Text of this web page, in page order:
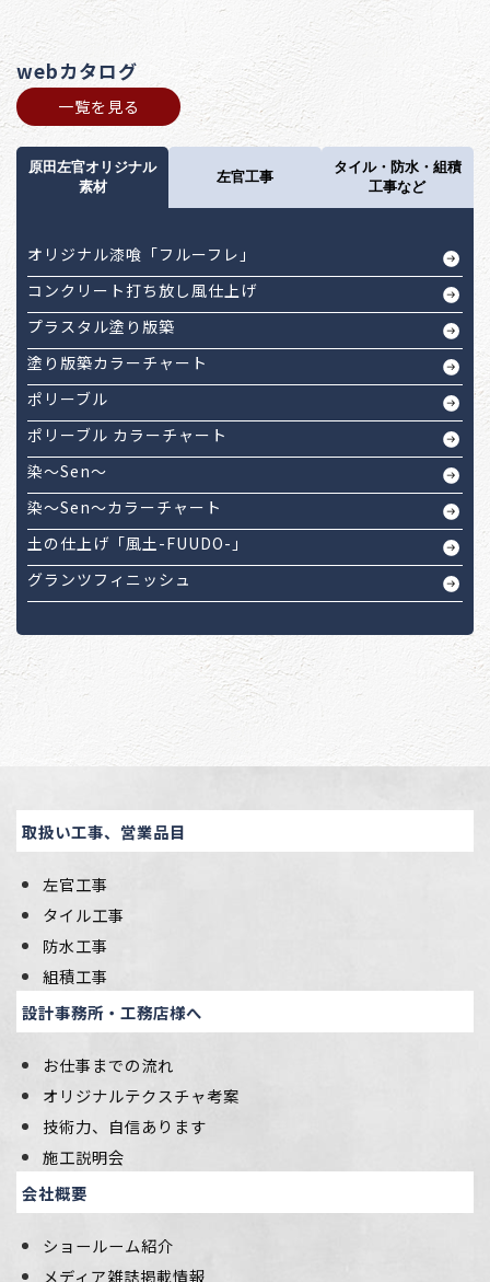
webカタログ
一覧を見る
原田左官オリジナル
素材
左官工事
タイル・防水・組積
工事など
オリジナル漆喰「フルーフレ」
コンクリート打ち放し風仕上げ
プラスタル塗り版築
塗り版築カラーチャート
ポリーブル
ポリーブル カラーチャート
染～Sen～
染～Sen～カラーチャート
土の仕上げ「風土-FUUDO-」
グランツフィニッシュ
取扱い工事、営業品目
左官工事
タイル工事
防水工事
組積工事
設計事務所・工務店様へ
お仕事までの流れ
オリジナルテクスチャ考案
技術力、自信あります
施工説明会
会社概要
ショールーム紹介
メディア雑誌掲載情報